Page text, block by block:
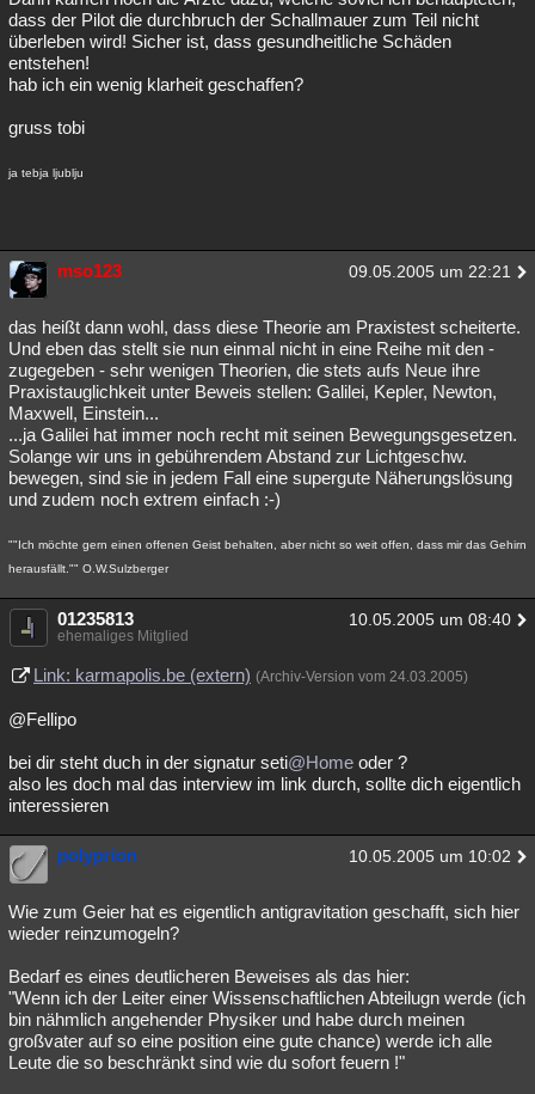
dass der Pilot die durchbruch der Schallmauer zum Teil nicht
überleben wird! Sicher ist, dass gesundheitliche Schäden
entstehen!
hab ich ein wenig klarheit geschaffen?
gruss tobi
ja tebja ljublju
mso123 09.05.2005 um 22:21
das heißt dann wohl, dass diese Theorie am Praxistest scheiterte.
Und eben das stellt sie nun einmal nicht in eine Reihe mit den -
zugegeben - sehr wenigen Theorien, die stets aufs Neue ihre
Praxistauglichkeit unter Beweis stellen: Galilei, Kepler, Newton,
Maxwell, Einstein...
...ja Galilei hat immer noch recht mit seinen Bewegungsgesetzen.
Solange wir uns in gebührendem Abstand zur Lichtgeschw.
bewegen, sind sie in jedem Fall eine supergute Näherungslösung
und zudem noch extrem einfach :-)
""Ich möchte gern einen offenen Geist behalten, aber nicht so weit offen, dass mir das Gehirn
herausfällt."" O.W.Sulzberger
01235813 10.05.2005 um 08:40
ehemaliges Mitglied
Link: karmapolis.be (extern) (Archiv-Version vom 24.03.2005)
@Fellipo
bei dir steht duch in der signatur seti@Home oder ?
also les doch mal das interview im link durch, sollte dich eigentlich
interessieren
polyprion 10.05.2005 um 10:02
Wie zum Geier hat es eigentlich antigravitation geschafft, sich hier
wieder reinzumogeln?
Bedarf es eines deutlicheren Beweises als das hier:
"Wenn ich der Leiter einer Wissenschaftlichen Abteilugn werde (ich
bin nähmlich angehender Physiker und habe durch meinen
großvater auf so eine position eine gute chance) werde ich alle
Leute die so beschränkt sind wie du sofort feuern !"